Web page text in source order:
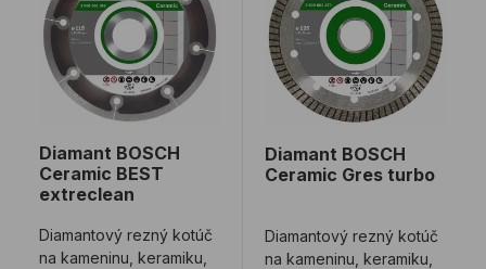
Diamant BOSCH
Ceramic BEST
extreclean
Diamantový rezný kotúč
na kameninu, keramiku,
Diamant BOSCH
Ceramic Gres turbo
Diamantový rezný kotúč
na kameninu, keramiku,